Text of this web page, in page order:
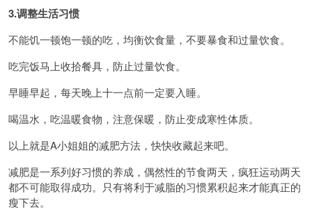
3.调整生活习惯
不能饥一顿饱一顿的吃，均衡饮食量，不要暴食和过量饮食。
吃完饭马上收拾餐具，防止过量饮食。
早睡早起，每天晚上十一点前一定要入睡。
喝温水，吃温暖食物，注意保暖，防止变成寒性体质。
以上就是A小姐姐的减肥方法，快快收藏起来吧。
减肥是一系列好习惯的养成，偶然性的节食两天，疯狂运动两天
都不可能取得成功。只有将利于减脂的习惯累积起来才能真正的
瘦下去。